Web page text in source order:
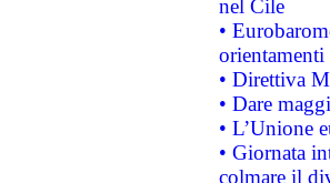
nel Cile
•
• Direttiva
• Dare
• L’Unione
• Giornata
colmare il